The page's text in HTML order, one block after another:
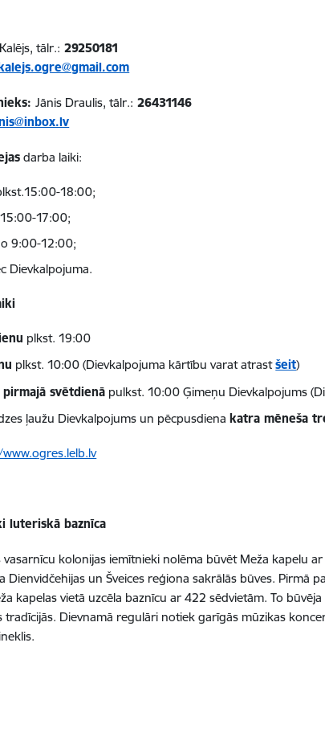
tālr.: 29250181
Jānis Draulis, tālr.: 26431146
darba laiki:
18:00;
17:00;
9:00-12:00;
Dievkalpojuma.
plkst. 19:00
plkst. 10:00 (Dievkalpojuma kārtību varat atrastšeit)
pirmajā svētdienā pulkst. 10:00 Ģimeņu Dievkalpojums
ļaužu Dievkalpojums un pēcpusdienakatra mēneša
luteriskā baznīca
kolonijas iemītnieki nolēma būvēt Meža kapelu
Dienvidčehijas un Šveices reģiona sakrālās būves. Pirmā
kapelas vietā uzcēla baznīcu ar 422 sēdvietām. To
tradīcijās. Dievnamā regulāri notiek garīgās mūzikas